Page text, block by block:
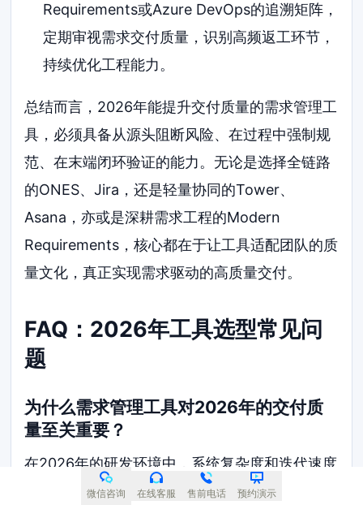
Requirements或Azure DevOps的追溯矩阵，
定期审视需求交付质量，识别高频返工环节，
持续优化工程能力。
总结而言，2026年能提升交付质量的需求管理工
具，必须具备从源头阻断风险、在过程中强制规
范、在末端闭环验证的能力。无论是选择全链路
的ONES、Jira，还是轻量协同的Tower、
Asana，亦或是深耕需求工程的Modern
Requirements，核心都在于让工具适配团队的质
量文化，真正实现需求驱动的高质量交付。
FAQ：2026年工具选型常见问
题
为什么需求管理工具对2026年的交付质
量至关重要？
在2026年的研发环境中，系统复杂度和迭代速度
双重攀升。需求管理工具通过提供需求追溯、流
微信咨询 在线客服 售前电话 预约演示